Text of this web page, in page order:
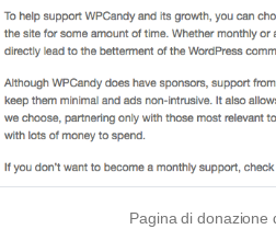
Pagina di donazione